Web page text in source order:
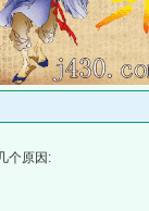
个原因: